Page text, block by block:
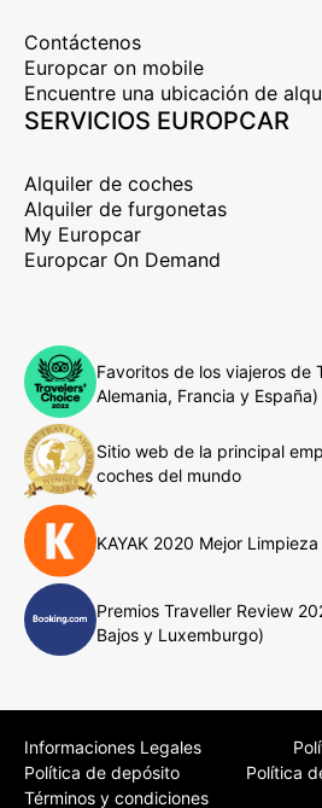
Contáctenos
Europcar on mobile
Encuentre una ubicación de
SERVICIOS EUROPCAR
Alquiler de coches
Alquiler de furgonetas
My Europcar
Europcar On Demand
Favoritos de los viajeros de
Alemania, Francia y España)
Sitio web de la principal
coches del mundo
KAYAK 2020 Mejor Limpieza
Premios Traveller Review
Bajos y Luxemburgo)
Informaciones Legales
Política de depósito
Política
Términos y condiciones